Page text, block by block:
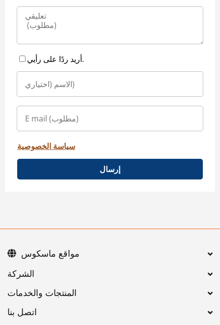
أريد ردًا على رأيي.
سياسة الخصوصية
إرسال
اتصل بنا
مواقع ماسكوس